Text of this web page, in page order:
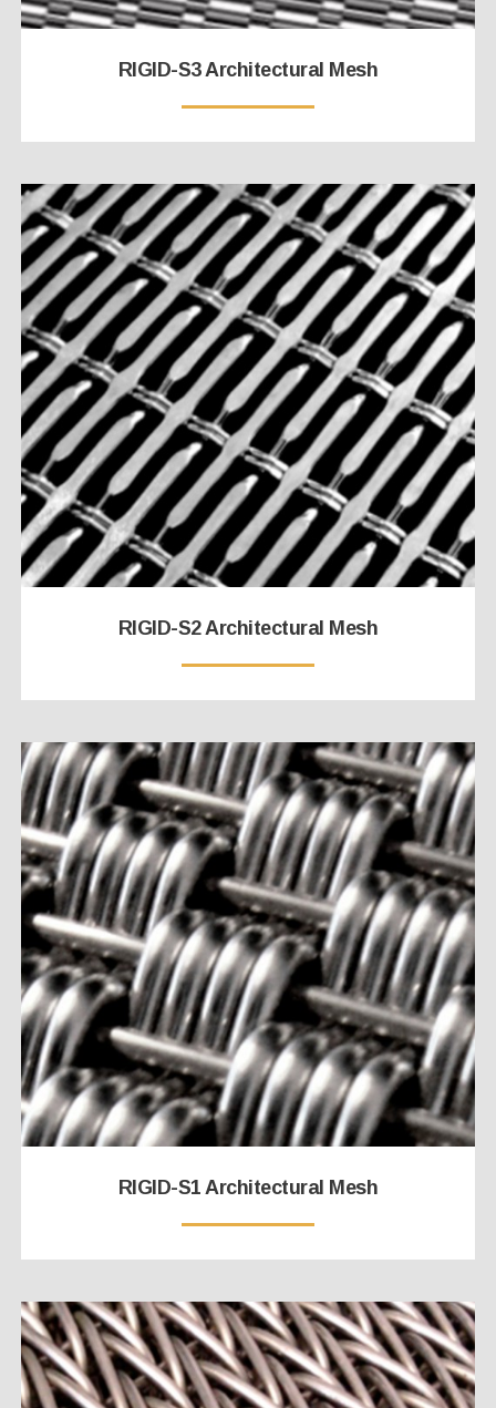
RIGID-S3 Architectural Mesh
RIGID-S2 Architectural Mesh
RIGID-S1 Architectural Mesh